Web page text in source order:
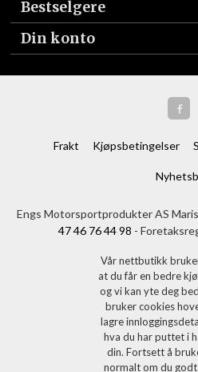
Bestselgere
Din konto
Frakt Kjøpsbetingelser
Engs Motorsportprodukter AS
47 46 76 44 98 -
Vår nettbutikk
at du får en bedre
og vi kan yte deg
bruker cookies
lagre
hva du har puttet i
din. Fortsett å
normalt om du